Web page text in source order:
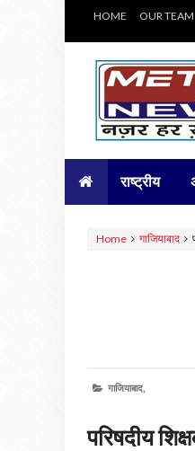
HOME OUR TEAM
राष्ट्रीय
Home गाजियाबाद
गाजियाबाद,
परिषदीय